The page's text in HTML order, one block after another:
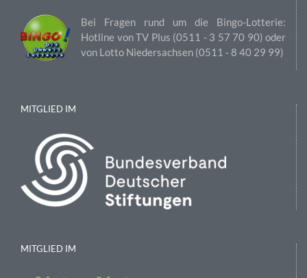
Bei Fragen rund um die Bingo-Lotterie:
Hotline von TV Plus (0511 ‑ 3 57 70 90) oder
von Lotto Niedersachsen (0511 ‑ 8 40 29 99)
MITGLIED IM
MITGLIED IM